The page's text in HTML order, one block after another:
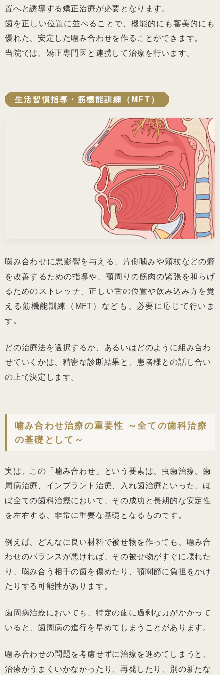
置へと誘導する矯正治療が必要となります。
歯を正しい位置に並べることで、機能的にも審美的にも
優れた、安定した噛み合わせを作ることができます。
当院では、矯正専門医と連携して治療を行います。
生活習慣指導・筋機能訓練（MFT）
噛み合わせに悪影響を与える、片側噛みや頬杖などの癖
を改善するための指導や、顎周りの筋肉の緊張を和らげ
るためのストレッチ、正しい舌の位置や飲み込み方を覚
える筋機能訓練（MFT）なども、必要に応じて行いま
す。
どの治療法を選択するか、あるいはどのように組み合わ
せていくかは、精密な診断結果と、患者様との話し合い
の上で決定します。
噛み合わせ治療の重要性 ～全ての歯科治療
の基礎として～
実は、この「噛み合わせ」という要素は、虫歯治療、歯
周病治療、インプラント治療、入れ歯治療といった、ほ
ぼ全ての歯科治療において、その成功と長期的な安定性
を左右する、非常に重要な基礎となるものです。
例えば、どんなに良い材料で被せ物を作っても、噛み合
わせのバランスが悪ければ、その被せ物がすぐに壊れた
り、噛み合う相手の歯を傷めたり、顎関節に負担をかけ
たりする可能性があります。
歯周病治療においても、特定の歯に過剰な力がかかって
いると、歯周病の進行を早めてしまうことがあります。
噛み合わせの問題を考慮せずに治療を進めてしまうと、
治療がうまくいかなかったり、再発したり、別の新たな